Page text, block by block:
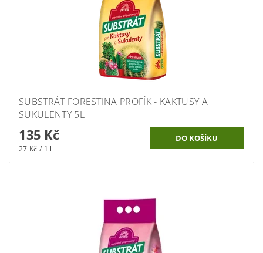
SUBSTRÁT FORESTINA PROFÍK - KAKTUSY A
SUKULENTY 5L
135 Kč
27 Kč / 1 l